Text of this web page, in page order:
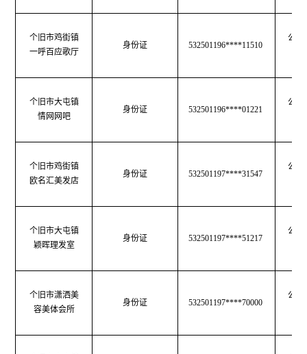
个旧市鸡街镇
一呼百应歌厅
身份证 532501196****11510
公共
个旧市大屯镇
情网网吧
身份证 532501196****01221
公共
个旧市鸡街镇
欧名汇美发店
身份证 532501197****31547
公共
个旧市大屯镇
颖晖理发室
身份证 532501197****51217
公共
个旧市潇洒美
容美体会所
身份证 532501197****70000
公共